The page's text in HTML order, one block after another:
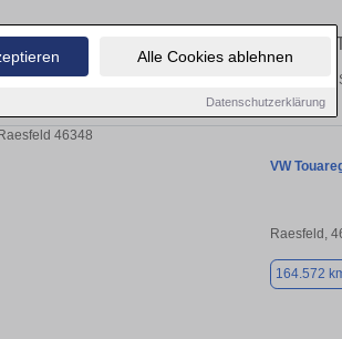
Alle Cookies ablehnen
Datenschutzerklärung
Finden Sie in Raesfeld Ihren gebrauchten
gebrauchte VW Touareg Gebrauchtwagen. Hier
VW
Raesfeld,
164.572